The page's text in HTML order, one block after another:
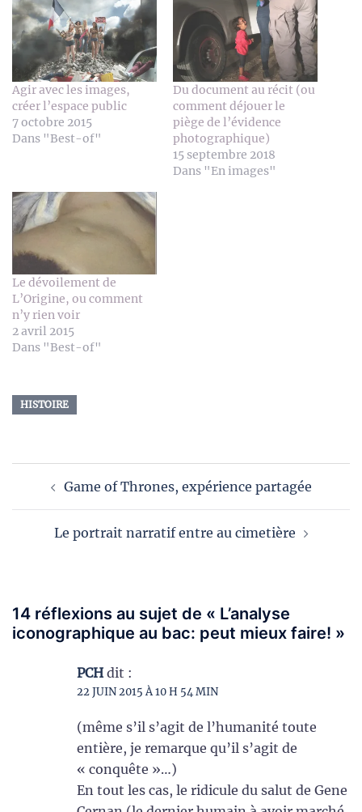
Agir avec les images,
créer l’espace public
7 octobre 2015
Dans "Best-of"
Du document au récit (ou
comment déjouer le
piège de l’évidence
photographique)
15 septembre 2018
Dans "En images"
Le dévoilement de
L’Origine, ou comment
n’y rien voir
2 avril 2015
Dans "Best-of"
HISTOIRE
d’articleGame of Thrones, expérience partagée
Le portrait narratif entre au cimetière
14 réflexions au sujet de « L’analyse
iconographique au bac: peut mieux faire! »
PCH dit :
22 JUIN 2015 À 10 H 54 MIN
(même s’il s’agit de l’humanité toute
entière, je remarque qu’il s’agit de
« conquête »…)
En tout les cas, le ridicule du salut de Gene